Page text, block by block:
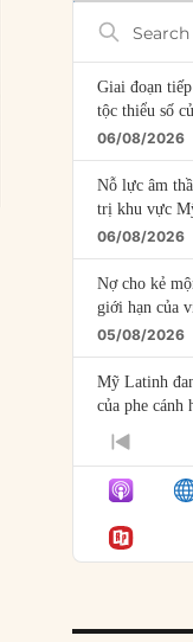
Search
Episodes
Giai đoạn
tộc thiểu số
06/08/2026
Nỗ lực âm
trị khu vực
06/08/2026
Nợ cho kẻ
giới hạn của
05/08/2026
Mỹ Latinh
của phe cánh
04/08/2026
Tại sao
Ngoại
04/08/2026
03/08/2026